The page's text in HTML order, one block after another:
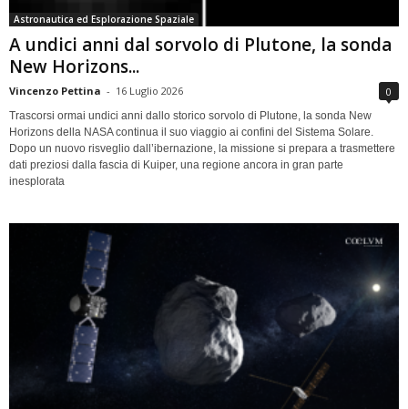
Astronautica ed Esplorazione Spaziale
A undici anni dal sorvolo di Plutone, la sonda
New Horizons...
Vincenzo Pettina - 16 Luglio 2026 0
Trascorsi ormai undici anni dallo storico sorvolo di Plutone, la sonda New
Horizons della NASA continua il suo viaggio ai confini del Sistema Solare.
Dopo un nuovo risveglio dall’ibernazione, la missione si prepara a trasmettere
dati preziosi dalla fascia di Kuiper, una regione ancora in gran parte
inesplorata